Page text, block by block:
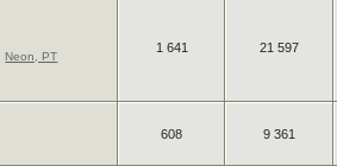
Neon, PT
1 641 21 597
608 9 361